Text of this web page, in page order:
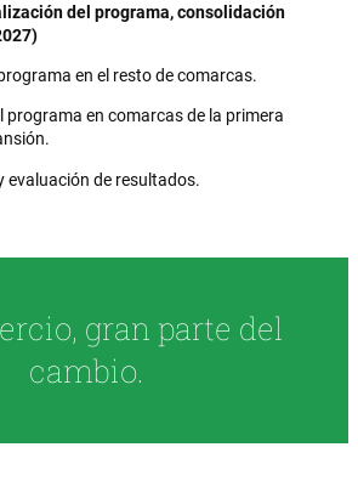
del programa, consolidación
en el resto de comarcas.
programa en comarcas de la primera
evaluación de resultados.
gran parte del
cambio.